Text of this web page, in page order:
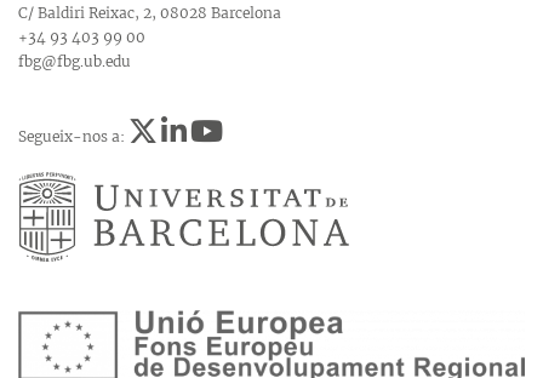
C/ Baldiri Reixac, 2, 08028 Barcelona
+34 93 403 99 00
fbg@fbg.ub.edu
Segueix-nos a: